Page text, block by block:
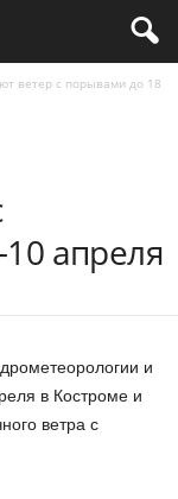
ветер с порывами до 18
апреля
и
в Костроме и
ветра с